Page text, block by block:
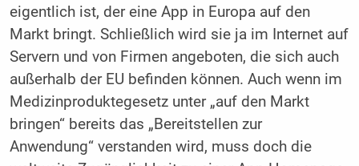
eigentlich ist, der eine App in Europa auf den
Markt bringt. Schließlich wird sie ja im Internet auf
Servern und von Firmen angeboten, die sich auch
außerhalb der EU befinden können. Auch wenn im
Medizinproduktegesetz unter „auf den Markt
bringen“ bereits das „Bereitstellen zur
Anwendung“ verstanden wird, muss doch die